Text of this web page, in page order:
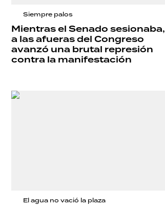
Siempre palos
Mientras el Senado sesionaba,
a las afueras del Congreso
avanzó una brutal represión
contra la manifestación
El agua no vació la plaza